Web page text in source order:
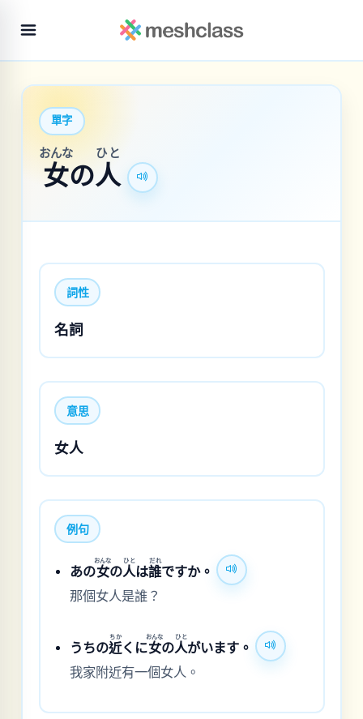
單字
女
おんな
の人
ひと
詞性
名詞
意思
女人
例句
あの女
おんな
の人
ひと
は誰
だれ
ですか。
那個女人是誰？
うちの近
ちか
くに女
おんな
の人
ひと
がいます。
我家附近有一個女人。